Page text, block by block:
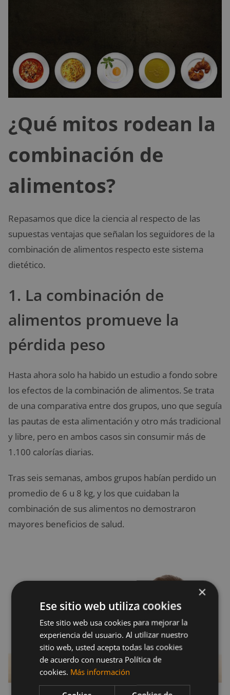
¿Qué mitos rodean la
combinación de
alimentos?
Repasamos que dice la ciencia al respecto de las
supuestas ventajas que señalan los seguidores de la
combinación de alimentos respecto este sistema
dietético.
1. La combinación de
alimentos promueve la
pérdida peso
Hasta ahora solo ha habido un estudio a fondo sobre
los efectos de la combinación de alimentos. Se trata
de una comparativa entre dos grupos, uno que seguía
las pautas de esta alimentación y otro más tradicional
y libre, pero en ambos casos sin consumir más de
1.100 calorías diarias.
Tras seis semanas, ambos grupos habían perdido un
promedio de 6 u 8 kg, y los que cuidaban la
combinación de sus alimentos no demostraron
mayores beneficios de salud.
×
Ese sitio web utiliza cookies
Este sitio web usa cookies para mejorar la
experiencia del usuario. Al utilizar nuestro
sitio web, usted acepta todas las cookies
de acuerdo con nuestra Política de
cookies. Más información